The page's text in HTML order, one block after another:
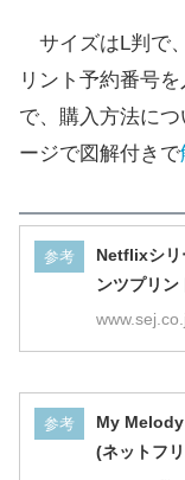
サイズはL判で
リント予約番号
で、購入方法に
ージで図解付きで
参考
Netflixシ
ンツプリ
参考
My
( ネ ッ ト フ